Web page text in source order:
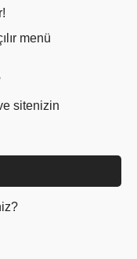
menü
sitenizin